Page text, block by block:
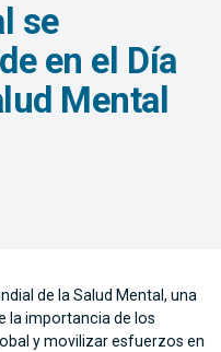
se
en el Día
Mental
de la Salud Mental, una
la importancia de los
y movilizar esfuerzos en